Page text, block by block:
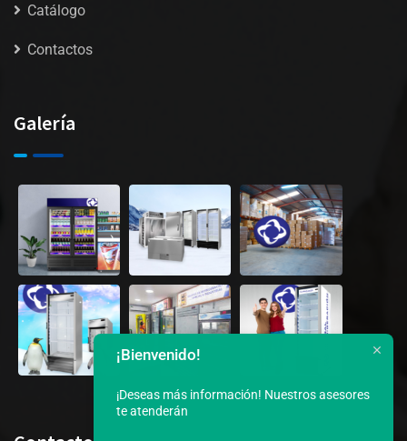
Catálogo
Contactos
Galería
¡Bienvenido!
¡Deseas más información! Nuestros asesores
te atenderán